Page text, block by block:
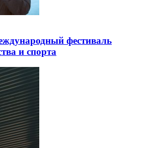
фестиваль
и спорта